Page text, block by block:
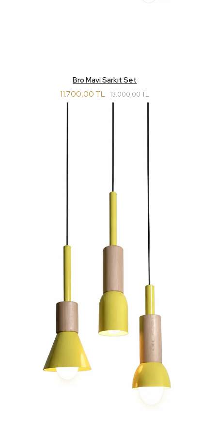
Bro Mavi Sarkıt Set
11.700,00 TL 13.000,00 TL